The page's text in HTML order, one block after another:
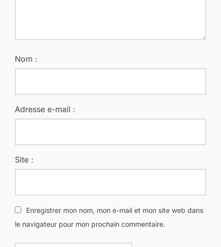
Nom :
Adresse e-mail :
Site :
Enregistrer mon nom, mon e-mail et mon site web dans
le navigateur pour mon prochain commentaire.